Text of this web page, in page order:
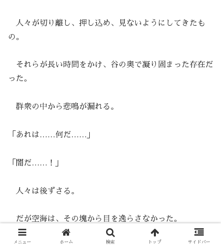
人々が切り離し、押し込め、見ないようにしてきたも
の。
それらが長い時間をかけ、谷の奥で凝り固まった存在だ
った。
群衆の中から悲鳴が漏れる。
「あれは……何だ……」
「闇だ……！」
人々は後ずさる。
だが空海は、その塊から目を逸らさなかった。
メニュー ホーム 検索 トップ サイドバー